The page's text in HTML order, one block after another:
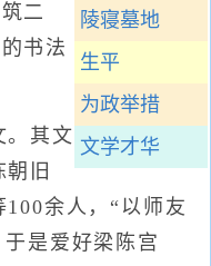
陵寝墓地
生平
为政举措
文学才华
二
书法
其文
旧
100余人，“以师友
是爱好梁陈宫